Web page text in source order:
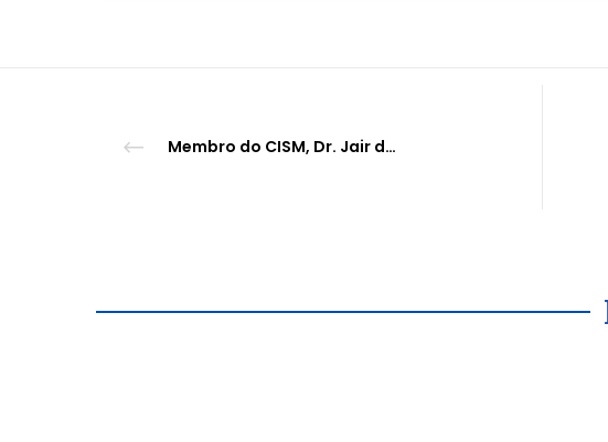
Membro do CISM, Dr. Jair de Jesus Mari lidera publicação do relatório sobre saúde mental do S20